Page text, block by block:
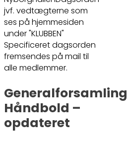
jvf. vedtægterne som
ses på hjemmesiden
under "KLUBBEN"
Specificeret dagsorden
fremsendes på mail til
alle medlemmer.
Generalforsamling
Håndbold –
opdateret